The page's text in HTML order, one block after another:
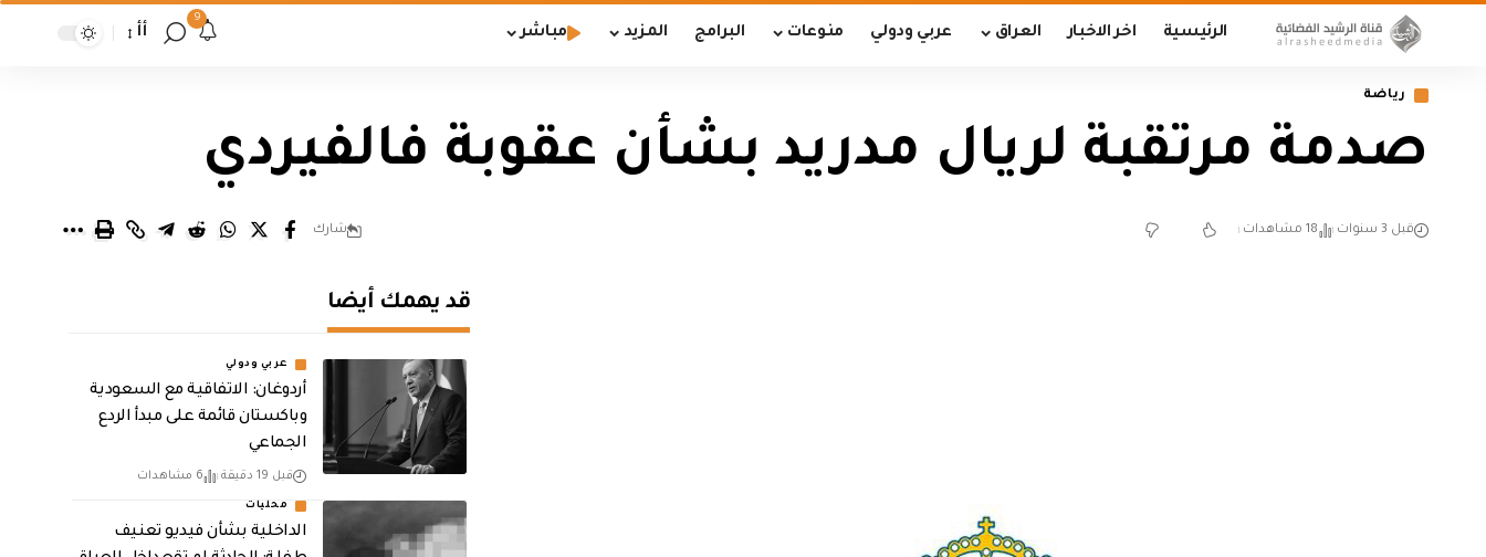
الرئيسية اخر الاخبار العراق عربي ودولي منوعات البرامج المزيد مباشر
9
أأ
رياضة
صدمة مرتقبة لريال مدريد بشأن عقوبة فالفيردي
قبل 3 سنوات 18 مشاهدات شارك
قد يهمك أيضا
عربي ودولي
أردوغان: الاتفاقية مع السعودية
وباكستان قائمة على مبدأ الردع
الجماعي
قبل 19 دقيقة 6 مشاهدات
محليات
الداخلية بشأن فيديو تعنيف